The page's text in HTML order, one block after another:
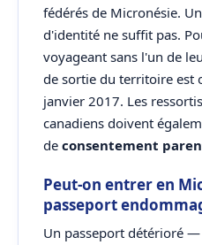
fédérés de Micronésie.
d'identité ne suffit pas.
voyageant sans l'un de
de sortie du territoire est
janvier 2017. Les
canadiens doivent
de consentement
Peut-on entrer en
passeport
Un passeport détérioré —